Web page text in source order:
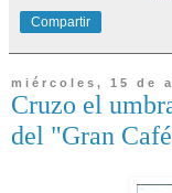
Compartir
miércoles, 15 de
Cruzo el
del "Gran